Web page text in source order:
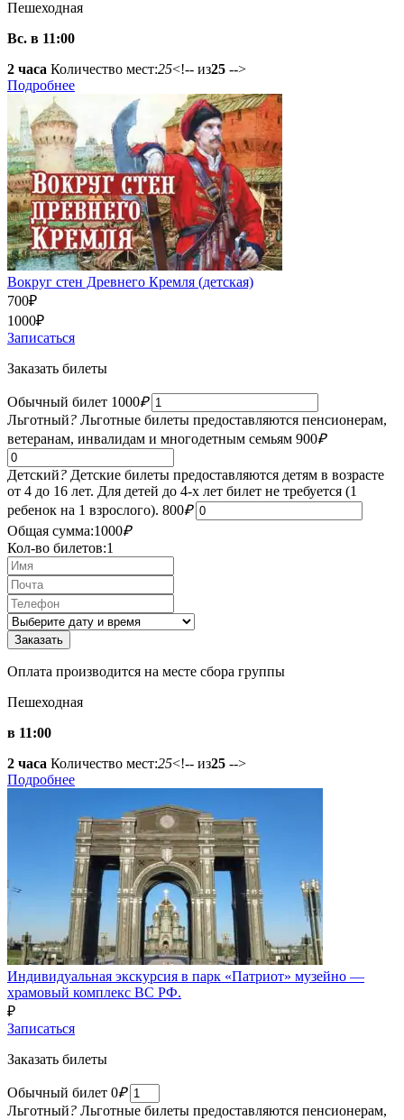
Пешеходная
Вс. в 11:00
2 часа Количество мест:25<!-- из25 -->
Подробнее
Вокруг стен Древнего Кремля (детская)
700₽
1000₽
Записаться
Заказать билеты
Обычный билет 1000₽
Льготный? Льготные билеты предоставляются пенсионерам,
ветеранам, инвалидам и многодетным семьям 900₽
Детский? Детские билеты предоставляются детям в возрасте
от 4 до 16 лет. Для детей до 4-х лет билет не требуется (1
ребенок на 1 взрослого). 800₽
Общая сумма:1000₽
Кол-во билетов:1
Оплата производится на месте сбора группы
Пешеходная
в 11:00
2 часа Количество мест:25<!-- из25 -->
Подробнее
Индивидуальная экскурсия в парк «Патриот» музейно —
храмовый комплекс ВС РФ.
₽
Записаться
Заказать билеты
Обычный билет 0₽
Льготный? Льготные билеты предоставляются пенсионерам,